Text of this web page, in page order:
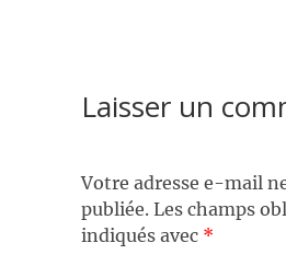
Laisser un
Votre adresse e-mail
publiée. Les champs
indiqués avec *